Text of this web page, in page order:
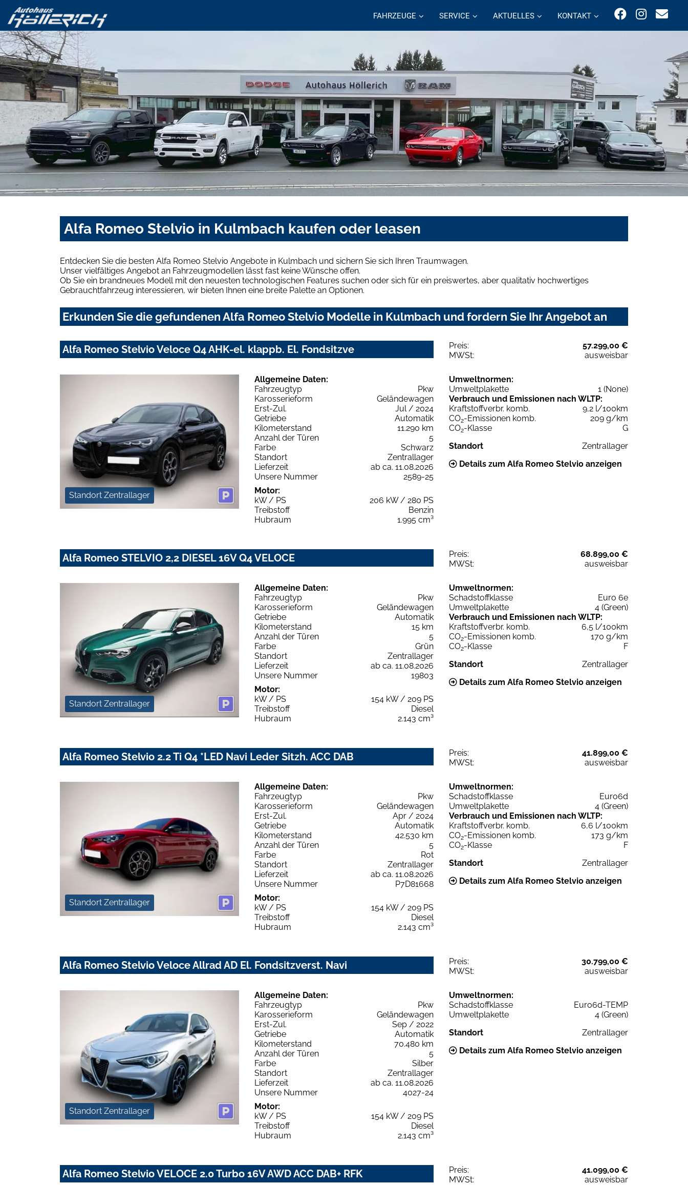
FAHRZEUGE SERVICE AKTUELLES KONTAKT
Alfa Romeo Stelvio in Kulmbach kaufen oder leasen
Entdecken Sie die besten Alfa Romeo Stelvio Angebote in Kulmbach und sichern Sie sich Ihren Traumwagen.
Unser vielfältiges Angebot an Fahrzeugmodellen lässt fast keine Wünsche offen.
Ob Sie ein brandneues Modell mit den neuesten technologischen Features suchen oder sich für ein preiswertes, aber qualitativ hochwertiges
Gebrauchtfahrzeug interessieren, wir bieten Ihnen eine breite Palette an Optionen.
Erkunden Sie die gefundenen Alfa Romeo Stelvio Modelle in Kulmbach und fordern Sie Ihr Angebot an
Alfa Romeo Stelvio Veloce Q4 AHK-el. klappb. El. Fondsitzve Preis:
57.299,00 €
MWSt:
ausweisbar
Standort Zentrallager
Allgemeine Daten:
Fahrzeugtyp
Pkw
Karosserieform
Geländewagen
Erst-Zul.
Jul / 2024
Getriebe
Automatik
Kilometerstand
11.290 km
Anzahl der Türen
5
Farbe
Schwarz
Standort
Zentrallager
Lieferzeit
ab ca. 11.08.2026
Unsere Nummer
2589-25
Motor:
kW / PS
206 kW / 280 PS
Treibstoff
Benzin
Hubraum
1.995 cm³
Umweltnormen:
Umweltplakette
1 (None)
Verbrauch und Emissionen nach WLTP:
Kraftstoffverbr. komb.
9,2 l/100km
CO2-Emissionen komb.
209 g/km
CO2-Klasse
G
Standort
Zentrallager
Details zum Alfa Romeo Stelvio anzeigen
Alfa Romeo STELVIO 2,2 DIESEL 16V Q4 VELOCE Preis:
68.899,00 €
MWSt:
ausweisbar
Standort Zentrallager
Allgemeine Daten:
Fahrzeugtyp
Pkw
Karosserieform
Geländewagen
Getriebe
Automatik
Kilometerstand
15 km
Anzahl der Türen
5
Farbe
Grün
Standort
Zentrallager
Lieferzeit
ab ca. 11.08.2026
Unsere Nummer
19803
Motor:
kW / PS
154 kW / 209 PS
Treibstoff
Diesel
Hubraum
2.143 cm³
Umweltnormen:
Schadstoffklasse
Euro 6e
Umweltplakette
4 (Green)
Verbrauch und Emissionen nach WLTP:
Kraftstoffverbr. komb.
6,5 l/100km
CO2-Emissionen komb.
170 g/km
CO2-Klasse
F
Standort
Zentrallager
Details zum Alfa Romeo Stelvio anzeigen
Alfa Romeo Stelvio 2.2 Ti Q4 *LED Navi Leder Sitzh. ACC DAB Preis:
41.899,00 €
MWSt:
ausweisbar
Standort Zentrallager
Allgemeine Daten:
Fahrzeugtyp
Pkw
Karosserieform
Geländewagen
Erst-Zul.
Apr / 2024
Getriebe
Automatik
Kilometerstand
42.530 km
Anzahl der Türen
5
Farbe
Rot
Standort
Zentrallager
Lieferzeit
ab ca. 11.08.2026
Unsere Nummer
P7D81668
Motor:
kW / PS
154 kW / 209 PS
Treibstoff
Diesel
Hubraum
2.143 cm³
Umweltnormen:
Schadstoffklasse
Euro6d
Umweltplakette
4 (Green)
Verbrauch und Emissionen nach WLTP:
Kraftstoffverbr. komb.
6,6 l/100km
CO2-Emissionen komb.
173 g/km
CO2-Klasse
F
Standort
Zentrallager
Details zum Alfa Romeo Stelvio anzeigen
Alfa Romeo Stelvio Veloce Allrad AD El. Fondsitzverst. Navi Preis:
30.799,00 €
MWSt:
ausweisbar
Standort Zentrallager
Allgemeine Daten:
Fahrzeugtyp
Pkw
Karosserieform
Geländewagen
Erst-Zul.
Sep / 2022
Getriebe
Automatik
Kilometerstand
70.480 km
Anzahl der Türen
5
Farbe
Silber
Standort
Zentrallager
Lieferzeit
ab ca. 11.08.2026
Unsere Nummer
4027-24
Motor:
kW / PS
154 kW / 209 PS
Treibstoff
Diesel
Hubraum
2.143 cm³
Umweltnormen:
Schadstoffklasse
Euro6d-TEMP
Umweltplakette
4 (Green)
Standort
Zentrallager
Details zum Alfa Romeo Stelvio anzeigen
Alfa Romeo Stelvio VELOCE 2.0 Turbo 16V AWD ACC DAB+ RFK Preis:
41.099,00 €
MWSt:
ausweisbar